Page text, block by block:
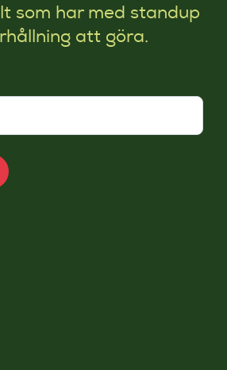
som har med standup
att göra.